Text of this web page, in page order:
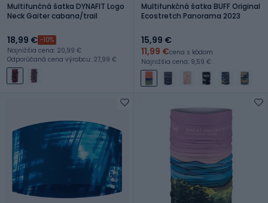
Multifunčná šatka DYNAFIT Logo
Neck Gaiter cabana/trail
18,99 € -10%
Najnižšia cena: 20,99 €
Odporúčaná cena výrobcu: 27,99 €
Multifunkčná šatka BUFF Original
Ecostretch Panorama 2023
15,99 €
11,99 €cena s kódom
Najnižšia cena: 9,59 €